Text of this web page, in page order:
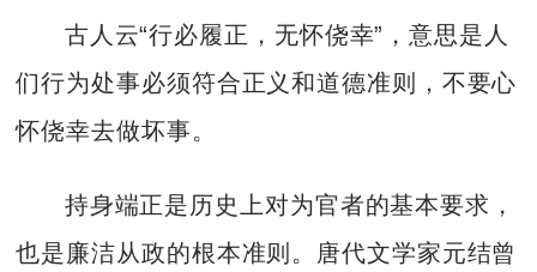
古人云“行必履正，无怀侥幸”，意思是人
们行为处事必须符合正义和道德准则，不要心
怀侥幸去做坏事。
持身端正是历史上对为官者的基本要求，
也是廉洁从政的根本准则。唐代文学家元结曾